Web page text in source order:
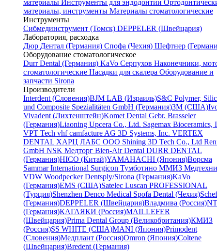
материалы Инструменты для эндодонтии
материалы, инструменты Материалы стоматологические
Инструменты
Cибмединструмент (Томск) DEPPELER (Швейцария)
Лаборатория, расходка
Дюр Дентал (Германия) Спофа (Чехия) Шефтнер
Оборудование стоматологическое
Durr Dental (Германия) KaVo Серпухов Наконечники,
стоматологические Насадки для скалера Оборудование и
запчасти Sirona
Производители
Interdent (Словения)BJM LAB (Израиль)S&C Polymer,
und Composite Spezialitäten GmbH (Германия)3M (США)
Vivadent (Лихтенштейн)Komet Dental Gebr. Brasseler
(Германия)Liaoning Upcera Co., Ltd. Sagemax Bioceramics,
VPT Tech vhf camfacture AG 3D Systems, Inc. VERTEX
DENTAL ХАРЦ ЛАБС ООО Shining 3D Tech Co., Ltd
GmbH NSK Медторг Bien-Air Dental DURR DENTAL
(Германия)HICO (Китай)YAMAHACHI (Япония)Ворсма
Sammar International Surgicon Тумботино ММИЗ
VDW WoodpeckerDentsply/Sirona (Германия)KaVo
(Германия)EMS (США)Satelec Luscan PROFESSIONAL
(Турция)Shenzhen Denco Medical Spofa Dental (Чехия)
(Германия)DEPPELER (Швейцария)Владмива (Россия)
(Германия)КАГАЯКИ (Россия)MAILLEFER
(Швейцария)Prima Dental Group (Великобритания)КМИЗ
(Россия)SS WHITE (США)MANI (Япония)Primodent
(Словения)Медплант (Россия)Omron (Япония)Coltene
(Швейцария)Bredent (Германия)